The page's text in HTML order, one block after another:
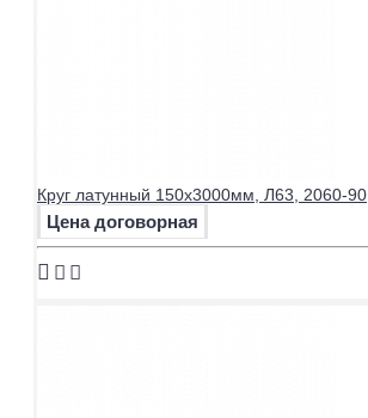
Круг латунный 150х3000мм, Л63, 2060-90
Цена договорная